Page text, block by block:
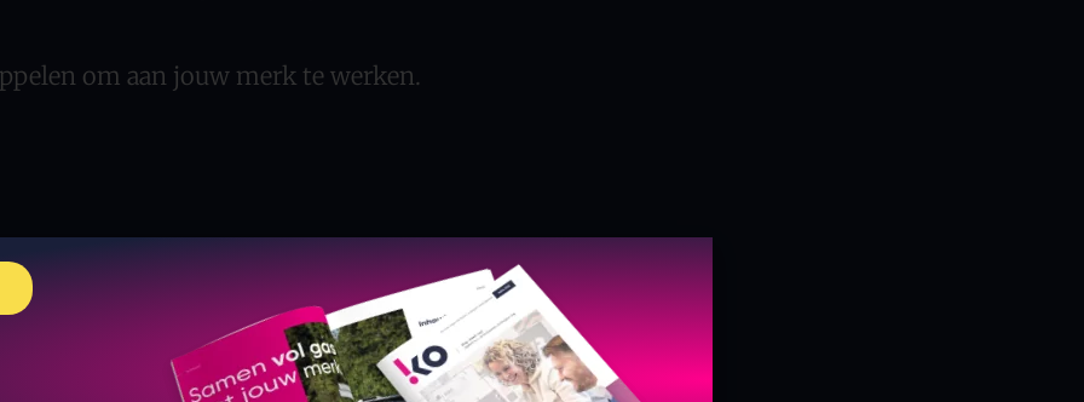
om aan jouw merk te werken.